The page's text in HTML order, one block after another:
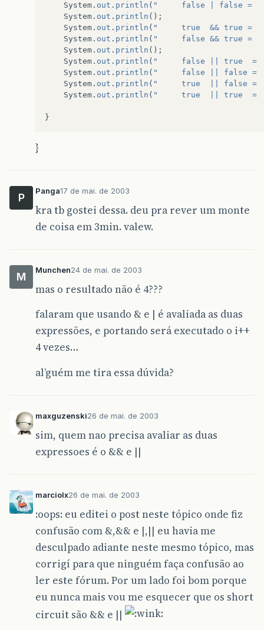
System . out . println (
System . out . println ();
System . out . println (
System . out . println (
System . out . println ();
System . out . println (
System . out . println (
System . out . println (
System . out . println (
}
}
P
Panga17 de mai. de 2003
kra tb gostei dessa. deu pra rever um monte
de coisa em 3min. valew.
M
Munchen24 de mai. de 2003
mas o resultado não é 4???
falaram que usando & e | é avaliada as duas
expressões, e portando será executado o i++
4 vezes…
al’guém me tira essa dúvida?
maxguzenski26 de mai. de 2003
sim, quem nao precisa avaliar as duas
expressoes é o && e ||
marciolx26 de mai. de 2003
:oops: eu editei o post neste tópico onde fiz
confusão com &,&& e |,|| eu havia me
desculpado adiante neste mesmo tópico, mas
corrigí para que ninguém faça confusão ao
ler este fórum. Por um lado foi bom porque
eu nunca mais vou me esquecer que os short
circuit são && e ||